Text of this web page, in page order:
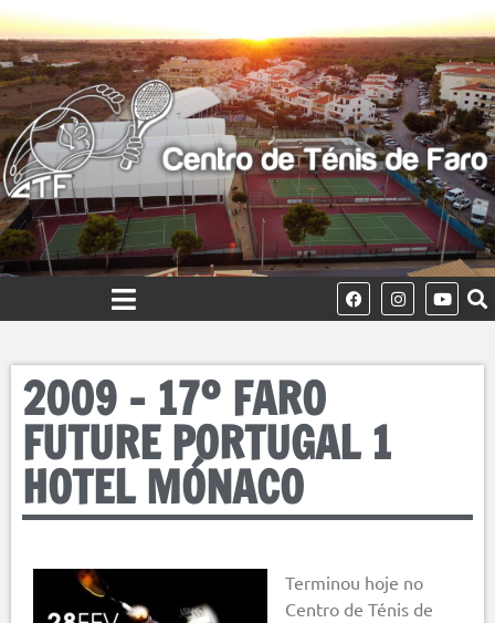
2009 – 17º FARO
FUTURE PORTUGAL 1
HOTEL MÓNACO
Terminou hoje no
Centro de Ténis de